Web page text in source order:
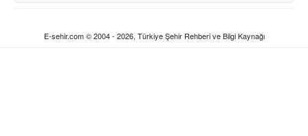
E-sehir.com © 2004 - 2026, Türkiye Şehir Rehberi ve Bilgi Kaynağı